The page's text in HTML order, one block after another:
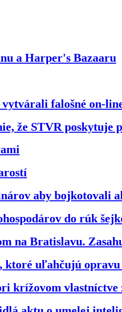
a Harper's Bazaaru
falošné on-
že STVR poskytuje
aby bojkotovali
do rúk
na Bratislavu.
ktoré uľahčujú
krížovom